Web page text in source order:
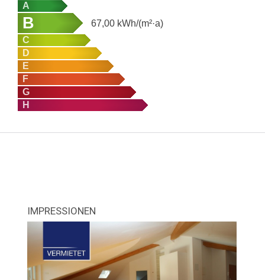
A
B 67,00 kWh/(m²·a)
C
D
E
F
G
H
IMPRESSIONEN